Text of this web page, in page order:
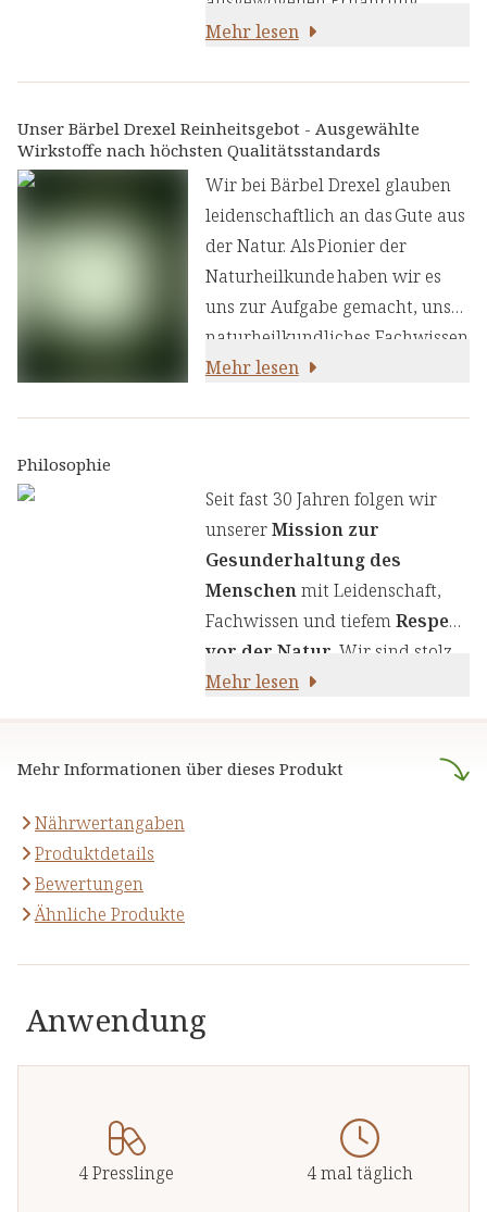
beitragen können. Der
ein natürlicher Ballaststoff, der
Teil einer ausgewogenen
Ernährung sein kann.
Mehr lesen
Unser Bärbel Drexel Reinheitsgebot - Ausgewählte
Wirkstoffe nach höchsten Qualitätsstandards
Wir bei Bärbel Drexel glauben
leidenschaftlich an das Gute aus
der Natur. Als Pionier der
Naturheilkunde haben wir es
uns zur Aufgabe gemacht, unser
naturheilkundliches Fachwissen
und unsere Erfahrung mit den
Wir legen großen Wert auf
einen genauen Auswahlprozess
unserer Inhaltsstoffe, um Ihnen
sorgfältig zusammengestellte
Produkte zu liefern. Wir nutzen
die Kraft von Kräutern,
Pflanzenstoffen und anderen
Wohlbefinden.
Mehr lesen
Mehr Informationen über dieses Produkt
Nährwertangaben
Produktdetails
Bewertungen
Ähnliche Produkte
Anwendung
4 Presslinge 4 mal täglich
Philosophie
Seit fast 30 Jahren folgen wir
unsererMission zur
Gesunderhaltung des
Menschenmit Leidenschaft,
Fachwissen und tiefemRespekt
vor der Natur . Wir sind stolz
darauf,naturreine Produkte
stützen.
Mehr lesen